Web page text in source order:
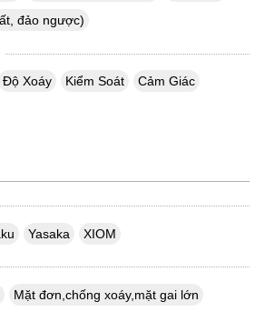
đảo ngược)
Độ Xoáy Kiểm Soát Cảm Giác
Yasaka XIOM
Mặt đơn,chống xoáy,mặt gai lớn